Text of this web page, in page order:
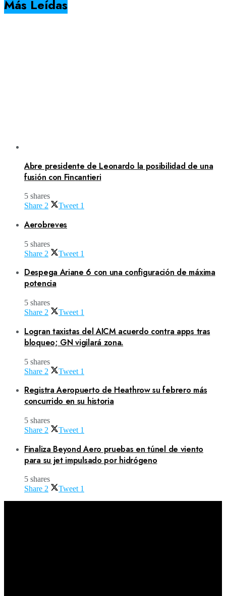
Más Leídas
Abre presidente de Leonardo la posibilidad de una
fusión con Fincantieri
5 shares
Share 2 Tweet 1
Aerobreves
5 shares
Share 2 Tweet 1
Despega Ariane 6 con una configuración de máxima
potencia
5 shares
Share 2 Tweet 1
Logran taxistas del AICM acuerdo contra apps tras
bloqueo; GN vigilará zona.
5 shares
Share 2 Tweet 1
Registra Aeropuerto de Heathrow su febrero más
concurrido en su historia
5 shares
Share 2 Tweet 1
Finaliza Beyond Aero pruebas en túnel de viento
para su jet impulsado por hidrógeno
5 shares
Share 2 Tweet 1